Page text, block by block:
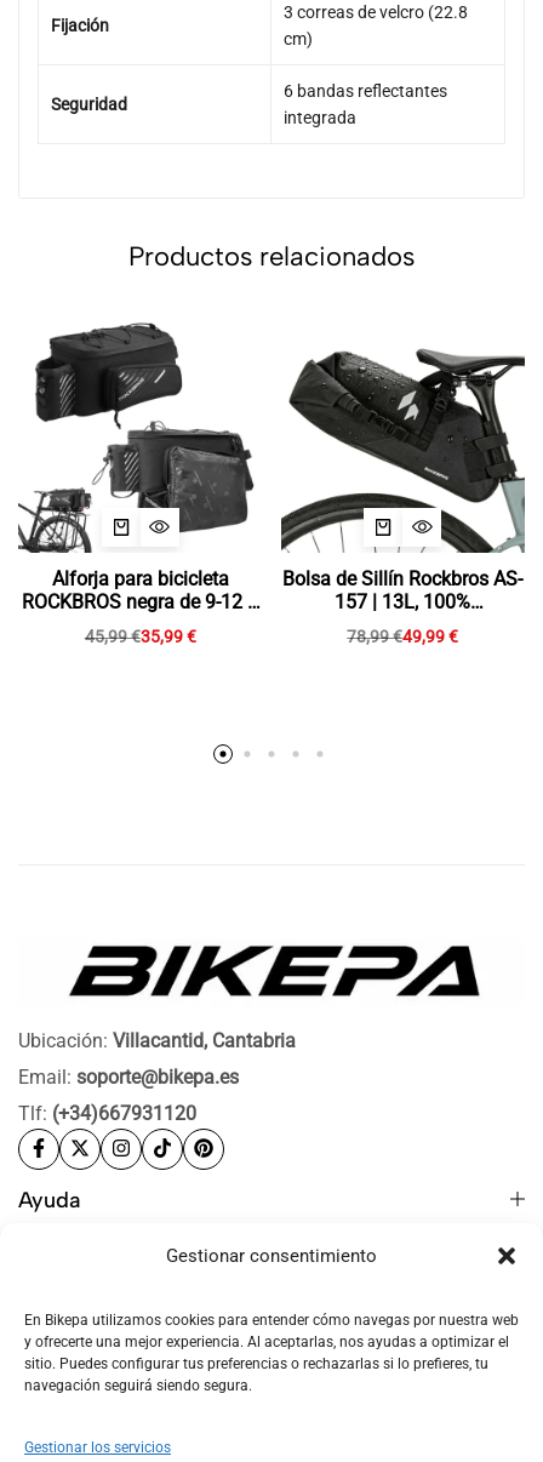
Gestionar consentimiento
En Bikepa utilizamos cookies para entender cómo navegas por nuestra web
y ofrecerte una mejor experiencia. Al aceptarlas, nos ayudas a optimizar el
sitio. Puedes configurar tus preferencias o rechazarlas si lo prefieres, tu
navegación seguirá siendo segura.
Gestionar los servicios
Fijación
3 correas de velcro (22.8
cm)
Seguridad
6 bandas reflectantes
integrada
Productos relacionados
Alforja para bicicleta
ROCKBROS negra de 9-12 L
con 2 bolsillos laterales
plegables
45,99€35,99€
Bolsa de Sillín Rockbros AS-
157 | 13L, 100%
Impermeable
78,99€49,99€
Ubicación: Villacantid, Cantabria
Email: soporte@bikepa.es
Tlf: (+34)667931120
Ayuda
© 2026 Bikepa. Todos los derechos reservados.